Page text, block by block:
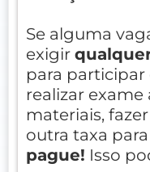
Se alguma
exigir
para participar
realizar
materiais,
outra taxa
pague! Isso